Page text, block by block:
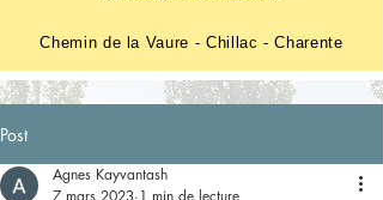
Chemin de la Vaure - Chillac - Charente
Post
Agnes Kayvantash
7 mars 2023 1 min de lecture